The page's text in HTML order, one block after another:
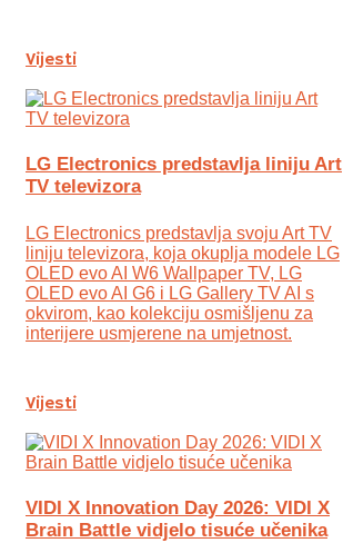
Vijesti
LG Electronics predstavlja liniju Art
TV televizora
LG Electronics predstavlja svoju Art TV
liniju televizora, koja okuplja modele LG
OLED evo AI W6 Wallpaper TV, LG
OLED evo AI G6 i LG Gallery TV AI s
okvirom, kao kolekciju osmišljenu za
interijere usmjerene na umjetnost.
Vijesti
VIDI X Innovation Day 2026: VIDI X
Brain Battle vidjelo tisuće učenika